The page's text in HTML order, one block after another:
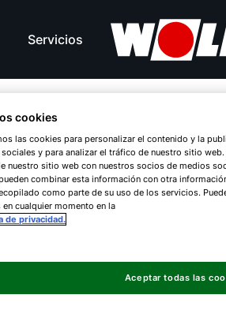
Servicios
WOLF
a tu
cookies
las cookies para personalizar el contenido y la
y para analizar el tráfico de nuestro sitio
nuestro sitio web con nuestros socios de medios
combinar esta información con otra
como parte de su uso de los servicios.
cualquier momento en la
de privacidad.
Aceptar todas las